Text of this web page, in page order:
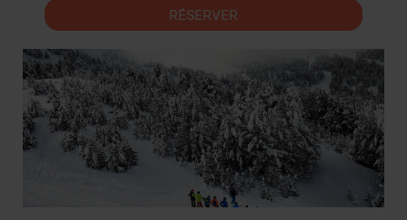
RÉSERVER